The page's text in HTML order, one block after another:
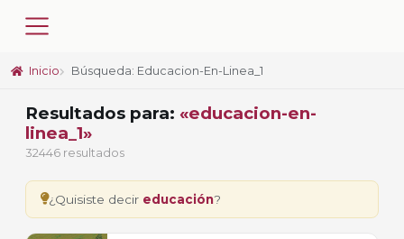
Inicio Búsqueda: Educacion-En-Linea_1
Resultados para: «educacion-en-
linea_1»
32446 resultados
¿Quisiste decir educación?